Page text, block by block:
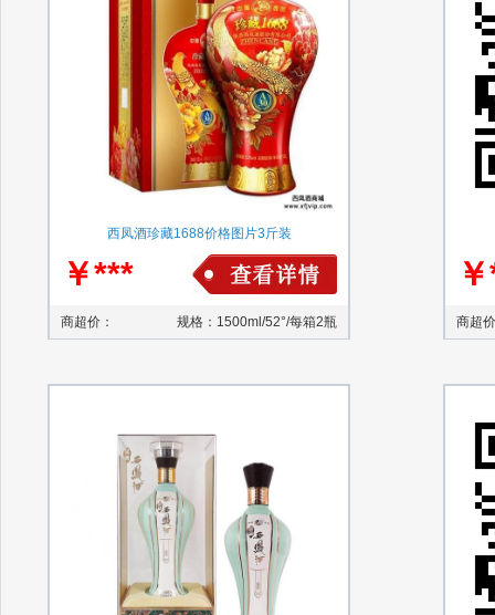
西凤酒珍藏1688价格图片3斤装
￥***
商超价： 规格：1500ml/52°/每箱2瓶 商超